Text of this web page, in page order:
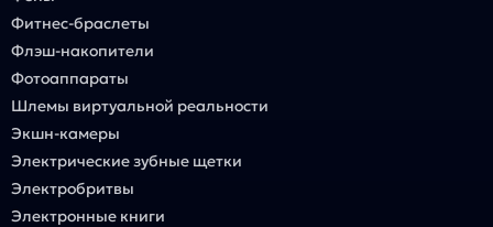
Фитнес-браслеты
Флэш-накопители
Фотоаппараты
Шлемы виртуальной реальности
Экшн-камеры
Электрические зубные щетки
Электробритвы
Электронные книги